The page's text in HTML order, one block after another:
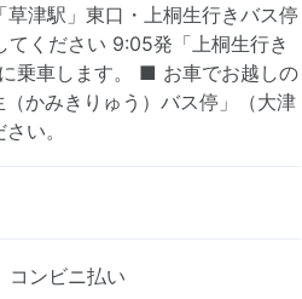
津駅」東口・上桐生行きバス停
ください 9:05発「上桐生行き
乗車します。 ■ お車でお越しの
かみきりゅう）バス停」（大津
い。
コンビニ払い